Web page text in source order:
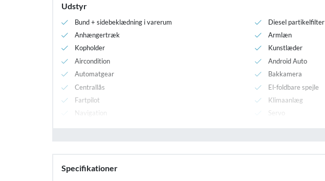
Udstyr
Bund + sidebeklædning i varerum Diesel partikelfilter
Anhængertræk
Armlæn
Kopholder
Kunstlæder
Aircondition
Android Auto
Automatgear
Bakkamera
Centrallås
El-foldbare spejle
Fartpilot
Klimaanlæg
Navigation
Servo
Specifikationer
Recaptcha